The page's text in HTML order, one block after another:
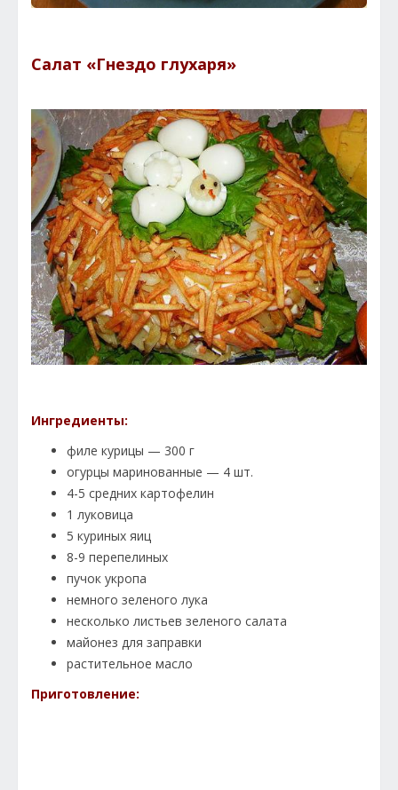
Салат «Гнездо глухаря»
Ингредиенты:
филе курицы — 300 г
огурцы маринованные — 4 шт.
4-5 средних картофелин
1 луковица
5 куриных яиц
8-9 перепелиных
пучок укропа
немного зеленого лука
несколько листьев зеленого салата
майонез для заправки
растительное масло
Приготовление: